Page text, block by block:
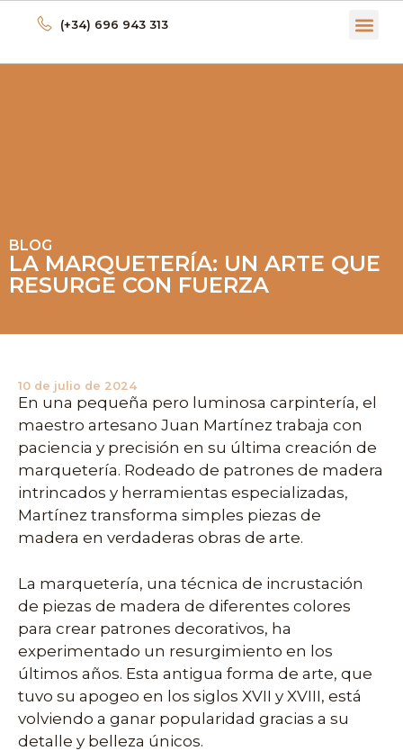
(+34) 696 943 313
BLOG
LA MARQUETERÍA: UN ARTE QUE
RESURGE CON FUERZA
10 de julio de 2024
En una pequeña pero luminosa carpintería, el
maestro artesano Juan Martínez trabaja con
paciencia y precisión en su última creación de
marquetería. Rodeado de patrones de madera
intrincados y herramientas especializadas,
Martínez transforma simples piezas de
madera en verdaderas obras de arte.
La marquetería, una técnica de incrustación
de piezas de madera de diferentes colores
para crear patrones decorativos, ha
experimentado un resurgimiento en los
últimos años. Esta antigua forma de arte, que
tuvo su apogeo en los siglos XVII y XVIII, está
volviendo a ganar popularidad gracias a su
detalle y belleza únicos.